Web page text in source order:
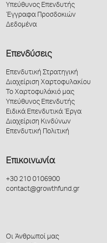
Υπεύθυνος Επενδυτής
Έγγραφα Προσδοκιών
Δεδομένα
Επενδύσεις
Επενδυτική Στρατηγική
Διαχείριση Χαρτοφυλακίου
Το Χαρτοφυλάκιό μας
Υπεύθυνος Επενδυτής
Ειδικά Επενδυτικά Έργα
Διαχείριση Κινδύνων
Επενδυτική Πολιτική
Επικοινωνία
+30 210 0106900
contact@growthfund.gr
Οι Άνθρωποί μας